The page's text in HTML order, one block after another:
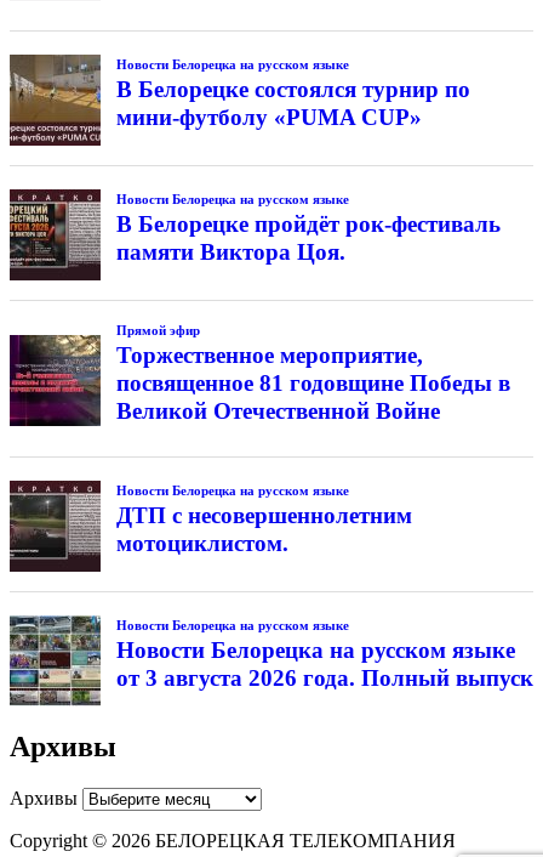
Новости Белорецка на русском языке
В Белорецке состоялся турнир по
мини-футболу «PUMA CUP»
Новости Белорецка на русском языке
В Белорецке пройдёт рок-фестиваль
памяти Виктора Цоя.
Прямой эфир
Торжественное мероприятие,
посвященное 81 годовщине Победы в
Великой Отечественной Войне
Новости Белорецка на русском языке
ДТП с несовершеннолетним
мотоциклистом.
Новости Белорецка на русском языке
Новости Белорецка на русском языке
от 3 августа 2026 года. Полный выпуск
Архивы
Архивы
Copyright © 2026 БЕЛОРЕЦКАЯ ТЕЛЕКОМПАНИЯ